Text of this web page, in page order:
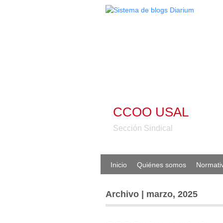
CCOO USAL
Sección Sindical
Inicio Quiénes somos
Archivo | marzo, 2025